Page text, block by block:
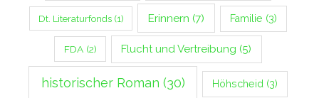
Dt. Literaturfonds(1) Erinnern (7) Familie (3)
FDA(2) Flucht und Vertreibung (5)
historischer Roman (30) Höhscheid (3)